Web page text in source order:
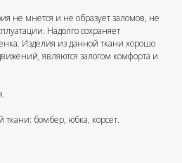
не мнется и не образует заломов, не
Надолго сохраняет
Изделия из данной ткани хорошо
являются залогом комфорта и
бомбер, юбка, корсет.